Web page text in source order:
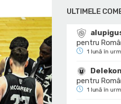
ULTIMELE
pentru
1 lună în
Delekon
pentru
1 lună în